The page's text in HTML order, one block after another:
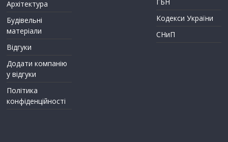
Архітектура
Будівельні
матеріали
Відгуки
Додати компанію
у відгуки
Політика
конфіденційності
Кодекси України
СНиП